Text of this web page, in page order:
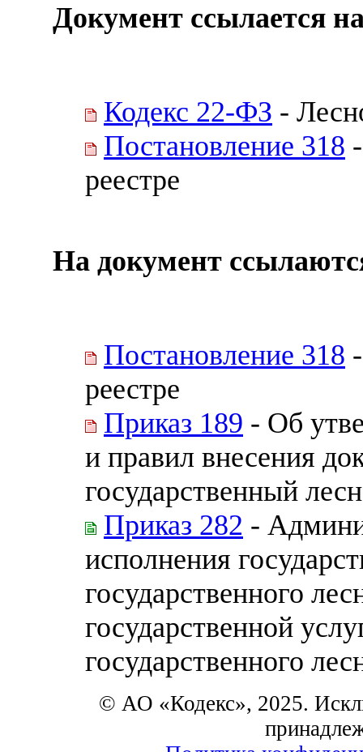
Документ ссылается
Кодекс 22-ФЗ -
Постановление 318
реестре
На документ
Постановление 318
реестре
Приказ 189 - Об
и правил внесения
государственный
Приказ 282 -
исполнения
государственного
государственной
государственного
© АО «Кодекс», 2025.